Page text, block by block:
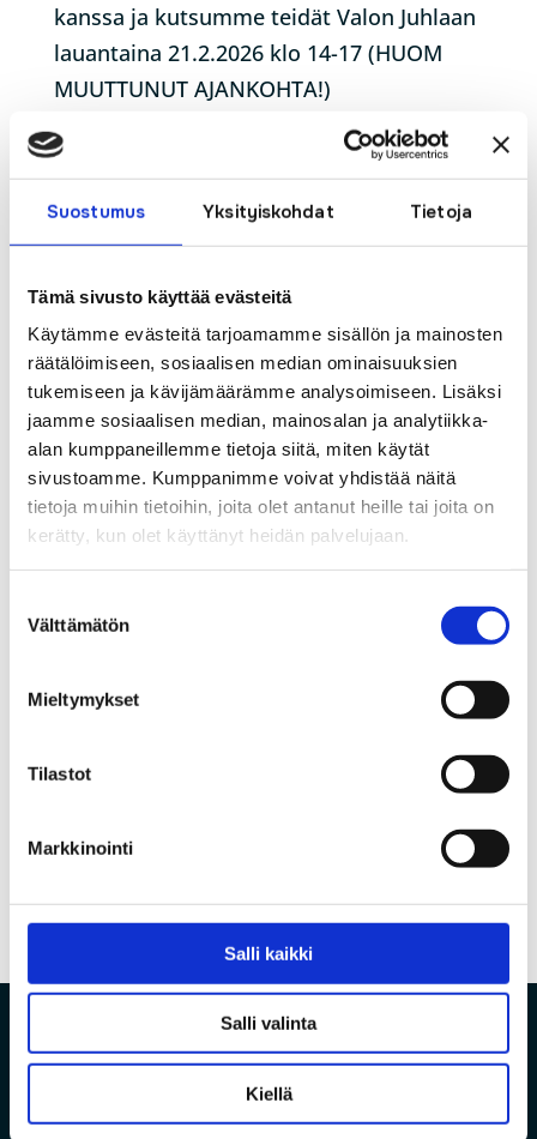
Suostumus Yksityiskohdat Tietoja
Tämä sivusto käyttää evästeitä
Käytämme evästeitä tarjoamamme sisällön ja mainosten
räätälöimiseen, sosiaalisen median ominaisuuksien
tukemiseen ja kävijämäärämme analysoimiseen. Lisäksi
jaamme sosiaalisen median, mainosalan ja analytiikka-
alan kumppaneillemme tietoja siitä, miten käytät
sivustoamme. Kumppanimme voivat yhdistää näitä
tietoja muihin tietoihin, joita olet antanut heille tai joita on
kerätty, kun olet käyttänyt heidän palvelujaan.
valinta
Välttämätön
Mieltymykset
Tilastot
Markkinointi
Salli kaikki
Salli valinta
Kiellä
kanssa ja kutsumme teidät Valon Juhlaan
lauantaina 21.2.2026 klo 14-17 (HUOM
MUUTTUNUT AJANKOHTA!)
byAnne Laitila Sep 30, 2025|Uncategorised
laajakaistahankkeesta
Search
Recent Posts
Uusi verkkoteknologia tuo laitevaihdon
16.4.2026
(no title)
Recent Comments